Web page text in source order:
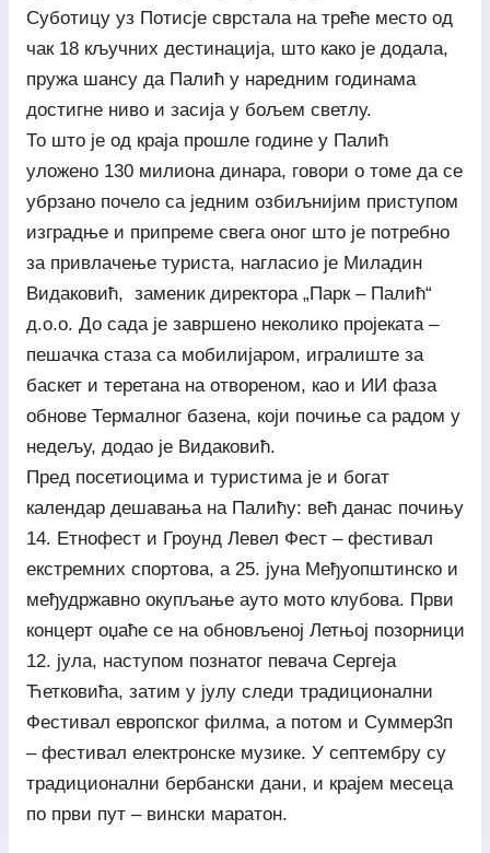
Суботицу уз Потисје сврстала на треће место од
чак 18 кључних дестинација, што како је додала,
пружа шансу да Палић у наредним годинама
достигне ниво и засија у бољем светлу.
То што је од краја прошле године у Палић
уложено 130 милиона динара, говори о томе да се
убрзано почело са једним озбиљнијим приступом
изградње и припреме свега оног што је потребно
за привлачење туриста, нагласио је Миладин
Видаковић, заменик директора „Парк – Палић“
д.о.о. До сада је завршено неколико пројеката –
пешачка стаза са мобилијаром, игралиште за
баскет и теретана на отвореном, као и ИИ фаза
обнове Термалног базена, који почиње са радом у
недељу, додао је Видаковић.
Пред посетиоцима и туристима је и богат
календар дешавања на Палићу: већ данас почињу
14. Етнофест и Гроунд Левел Фест – фестивал
екстремних спортова, а 25. јуна Међуопштинско и
међудржавно окупљање ауто мото клубова. Први
концерт оџаће се на обновљеној Летњој позорници
12. јула, наступом познатог певача Сергеја
Ћетковића, затим у јулу следи традиционални
Фестивал европског филма, а потом и Суммер3п
– фестивал електронске музике. У септембру су
традиционални бербански дани, и крајем месеца
по први пут – вински маратон.